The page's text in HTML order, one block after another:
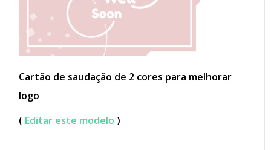
Cartão de saudação de 2 cores para melhorar
logo
( Editar este modelo )